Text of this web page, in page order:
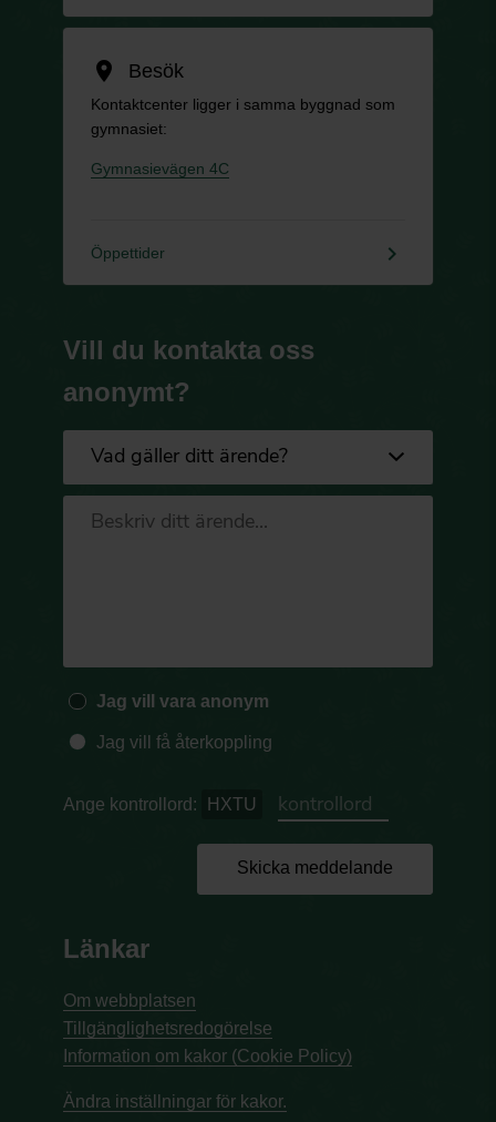
location_on Besök
Kontaktcenter ligger i samma byggnad som
gymnasiet:
Gymnasievägen 4C
Öppettider keyboard_arrow_right
Vill du kontakta oss
anonymt?
Jag vill vara anonym
Jag vill få återkoppling
Ange kontrollord: HXTU
Skicka meddelande
Länkar
Om webbplatsen
Tillgänglighetsredogörelse
Information om kakor (Cookie Policy)
Ändra inställningar för kakor.